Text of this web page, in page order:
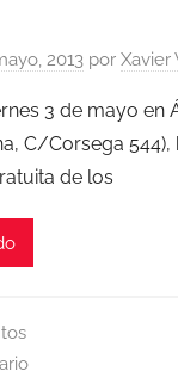
2013 por Xavier
3 de mayo en
C/Corsega 544),
de los